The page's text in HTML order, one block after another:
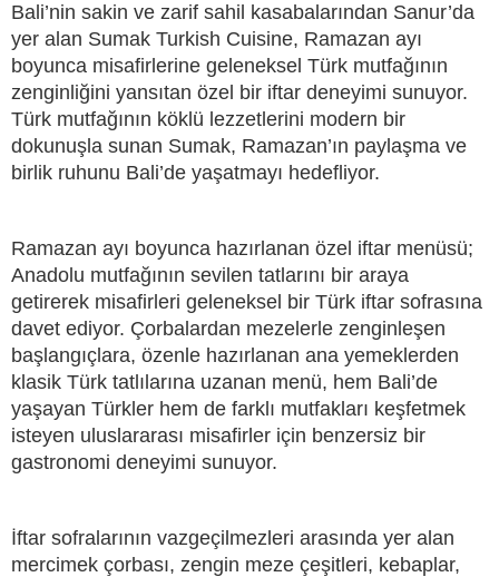
Bali’nin sakin ve zarif sahil kasabalarından Sanur’da
yer alan Sumak Turkish Cuisine, Ramazan ayı
boyunca misafirlerine geleneksel Türk mutfağının
zenginliğini yansıtan özel bir iftar deneyimi sunuyor.
Türk mutfağının köklü lezzetlerini modern bir
dokunuşla sunan Sumak, Ramazan’ın paylaşma ve
birlik ruhunu Bali’de yaşatmayı hedefliyor.
Ramazan ayı boyunca hazırlanan özel iftar menüsü;
Anadolu mutfağının sevilen tatlarını bir araya
getirerek misafirleri geleneksel bir Türk iftar sofrasına
davet ediyor. Çorbalardan mezelerle zenginleşen
başlangıçlara, özenle hazırlanan ana yemeklerden
klasik Türk tatlılarına uzanan menü, hem Bali’de
yaşayan Türkler hem de farklı mutfakları keşfetmek
isteyen uluslararası misafirler için benzersiz bir
gastronomi deneyimi sunuyor.
İftar sofralarının vazgeçilmezleri arasında yer alan
mercimek çorbası, zengin meze çeşitleri, kebaplar,